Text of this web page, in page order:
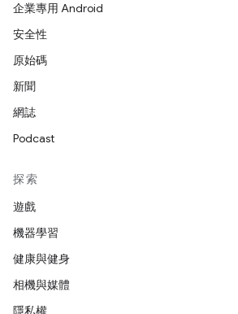
企業專用 Android
安全性
原始碼
新聞
網誌
Podcast
探索
遊戲
機器學習
健康與健身
相機與媒體
隱私權